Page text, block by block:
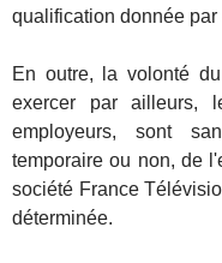
qualification donnée par
En outre, la volonté
exercer par ailleurs,
employeurs, sont
temporaire ou non, de
société France
déterminée.